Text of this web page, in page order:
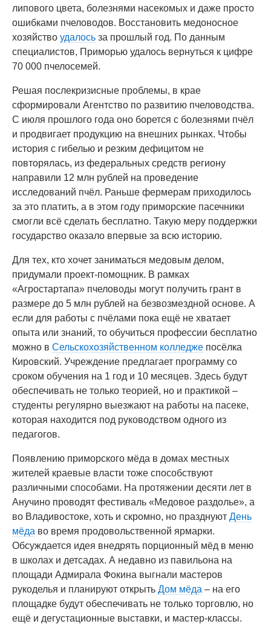
липового цвета, болезнями насекомых и даже просто
ошибками пчеловодов. Восстановить медоносное
хозяйство удалось за прошлый год. По данным
специалистов, Приморью удалось вернуться к цифре
70 000 пчелосемей.
Решая послекризисные проблемы, в крае
сформировали Агентство по развитию пчеловодства.
С июля прошлого года оно борется с болезнями пчёл
и продвигает продукцию на внешних рынках. Чтобы
история с гибелью и резким дефицитом не
повторялась, из федеральных средств региону
направили 12 млн рублей на проведение
исследований пчёл. Раньше фермерам приходилось
за это платить, а в этом году приморские пасечники
смогли всё сделать бесплатно. Такую меру поддержки
государство оказало впервые за всю историю.
Для тех, кто хочет заниматься медовым делом,
придумали проект-помощник. В рамках
«Агростартапа» пчеловоды могут получить грант в
размере до 5 млн рублей на безвозмездной основе. А
если для работы с пчёлами пока ещё не хватает
опыта или знаний, то обучиться профессии бесплатно
можно в Сельскохозяйственном колледже посёлка
Кировский. Учреждение предлагает программу со
сроком обучения на 1 год и 10 месяцев. Здесь будут
обеспечивать не только теорией, но и практикой –
студенты регулярно выезжают на работы на пасеке,
которая находится под руководством одного из
педагогов.
Появлению приморского мёда в домах местных
жителей краевые власти тоже способствуют
различными способами. На протяжении десяти лет в
Анучино проводят фестиваль «Медовое раздолье», а
во Владивостоке, хоть и скромно, но празднуют День
мёда во время продовольственной ярмарки.
Обсуждается идея внедрять порционный мёд в меню
в школах и детсадах. А недавно из павильона на
площади Адмирала Фокина выгнали мастеров
рукоделья и планируют открыть Дом мёда – на его
площадке будут обеспечивать не только торговлю, но
ещё и дегустационные выставки, и мастер-классы.